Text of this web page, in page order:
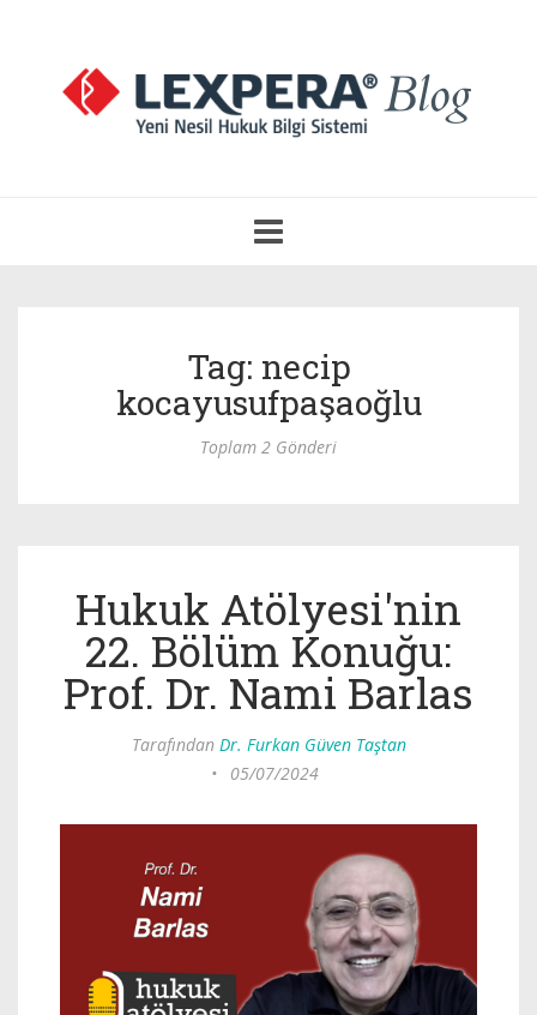
Aç
Tag: necip
kocayusufpaşaoğlu
Toplam 2 Gönderi
Hukuk Atölyesi'nin
22. Bölüm Konuğu:
Prof. Dr. Nami Barlas
Tarafından Dr. Furkan Güven Taştan
•
05/07/2024